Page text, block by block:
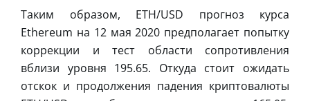
Таким образом, ETH/USD прогноз курса
Ethereum на 12 мая 2020 предполагает попытку
коррекции и тест области сопротивления
вблизи уровня 195.65. Откуда стоит ожидать
отскок и продолжения падения криптовалюты